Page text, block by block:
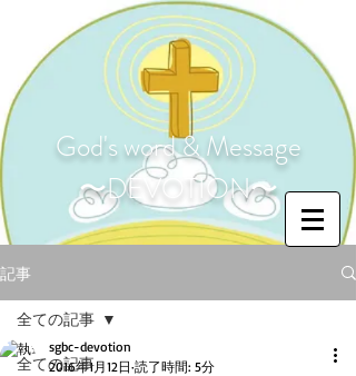
God's word & Message
〜DEVOTION〜
記事
全ての記事
全ての記事
sgbc-devotion
2016年1月12日 読了時間: 5分